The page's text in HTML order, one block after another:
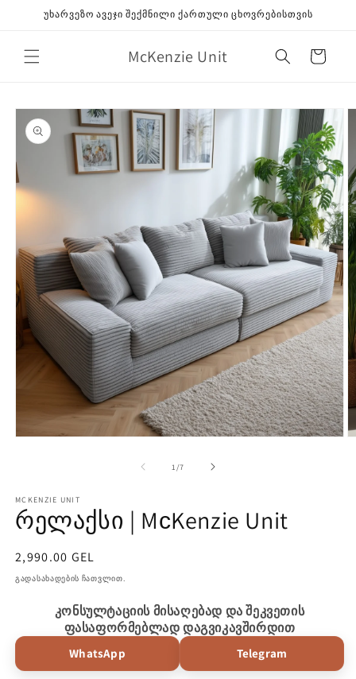
გამოტოვება
შიგთავსზე
უხარვეზო ავეჯი შექმნილი ქართული ცხოვრებისთვის
McKenzie Unit კალათა
გამოტოვება
პროდუქტის
ინფორმაციაზე
1 /-ის
7
MCKENZIE UNIT
რელაქსი | MсKenzie Unit
რეგულარული
ფასი
2,990.00 GEL
გადასახადების ჩათვლით.
კონსულტაციის მისაღებად და შეკვეთის
ფასაფორმებლად დაგვიკავშირდით
WhatsApp Telegram